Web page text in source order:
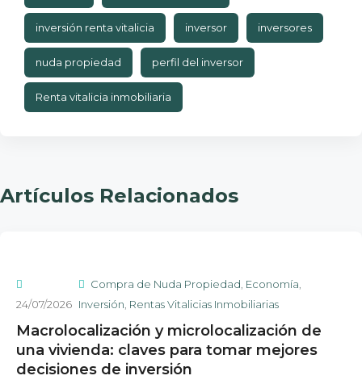
inversión renta vitalicia inversor inversores
nuda propiedad perfil del inversor
Renta vitalicia inmobiliaria
Artículos Relacionados
24/07/2026
Compra de Nuda Propiedad Economía
Inversión Rentas Vitalicias Inmobiliarias
Macrolocalización y microlocalización de
una vivienda: claves para tomar mejores
decisiones de inversión